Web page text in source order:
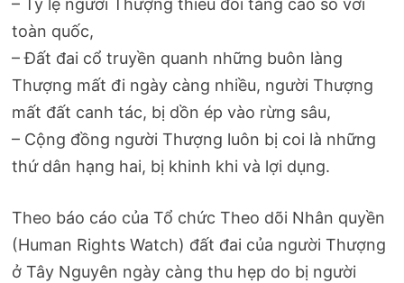
– Tỷ lệ người Thượng thiếu đói tăng cao so với
toàn quốc,
– Ðất đai cổ truyền quanh những buôn làng
Thượng mất đi ngày càng nhiều, người Thượng
mất đất canh tác, bị dồn ép vào rừng sâu,
– Cộng đồng người Thượng luôn bị coi là những
thứ dân hạng hai, bị khinh khi và lợi dụng.
Theo báo cáo của Tổ chức Theo dõi Nhân quyền
(Human Rights Watch) đất đai của người Thượng
ở Tây Nguyên ngày càng thu hẹp do bị người